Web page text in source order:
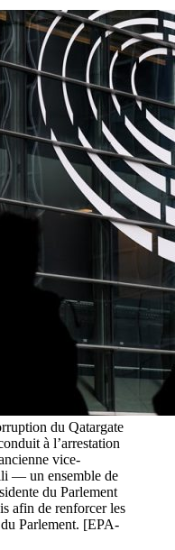
du Qatargate
à l’arrestation
vice-
— un ensemble de
du Parlement
afin de renforcer les
Parlement. [EPA-